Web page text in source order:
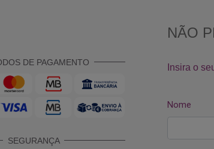
DE PAGAMENTO
SEGURANÇA